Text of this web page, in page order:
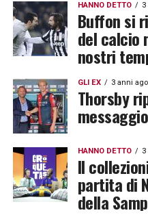
HANNO DETTO
Buffon si
del calcio
nostri
GLI EX 3 anni ago
Thorsby
HANNO DETTO
Il
partita di
della